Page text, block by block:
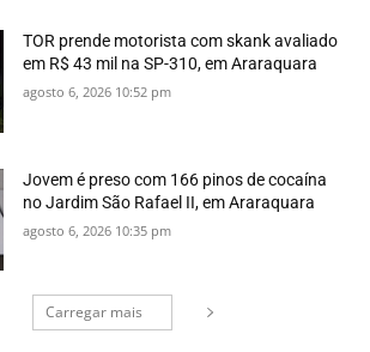
TOR prende motorista com skank avaliado
em R$ 43 mil na SP-310, em Araraquara
agosto 6, 2026 10:52 pm
Jovem é preso com 166 pinos de cocaína
no Jardim São Rafael II, em Araraquara
agosto 6, 2026 10:35 pm
Carregar mais